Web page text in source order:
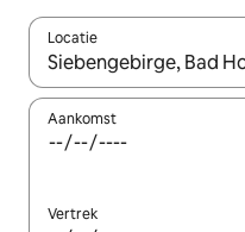
Locatie
Wanneer er suggesties
Aankomst
Vertrek